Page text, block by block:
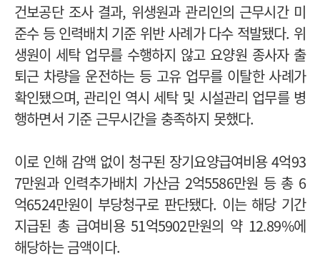
건보공단 조사 결과, 위생원과 관리인의 근무시간 미
준수 등 인력배치 기준 위반 사례가 다수 적발됐다. 위
생원이 세탁 업무를 수행하지 않고 요양원 종사자 출
퇴근 차량을 운전하는 등 고유 업무를 이탈한 사례가
확인됐으며, 관리인 역시 세탁 및 시설관리 업무를 병
행하면서 기준 근무시간을 충족하지 못했다.
이로 인해 감액 없이 청구된 장기요양급여비용 4억93
7만원과 인력추가배치 가산금 2억5586만원 등 총 6
억6524만원이 부당청구로 판단됐다. 이는 해당 기간
지급된 총 급여비용 51억5902만원의 약 12.89%에
해당하는 금액이다.